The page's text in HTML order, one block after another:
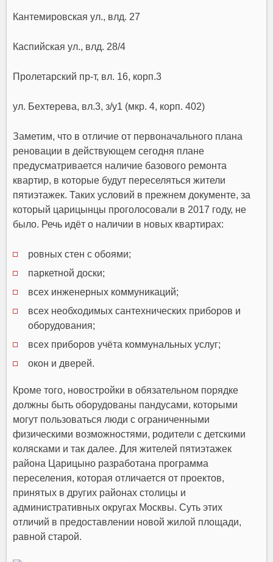
Кантемировская ул., влд. 27
Каспийская ул., влд. 28/4
Пролетарский пр-т, вл. 16, корп.3
ул. Бехтерева, вл.3, з/у1 (мкр. 4, корп. 402)
Заметим, что в отличие от первоначального плана
реновации в действующем сегодня плане
предусматривается наличие базового ремонта
квартир, в которые будут переселяться жители
пятиэтажек. Таких условий в прежнем документе, за
который царицынцы проголосовали в 2017 году, не
было. Речь идёт о наличии в новых квартирах:
ровных стен с обоями;
паркетной доски;
всех инженерных коммуникаций;
всех необходимых сантехнических приборов и
оборудования;
всех приборов учёта коммунальных услуг;
окон и дверей.
Кроме того, новостройки в обязательном порядке
должны быть оборудованы пандусами, которыми
могут пользоваться люди с ограниченными
физическими возможностями, родители с детскими
колясками и так далее. Для жителей пятиэтажек
района Царицыно разработана программа
переселения, которая отличается от проектов,
принятых в других районах столицы и
административных округах Москвы. Суть этих
отличий в предоставлении новой жилой площади,
равной старой.